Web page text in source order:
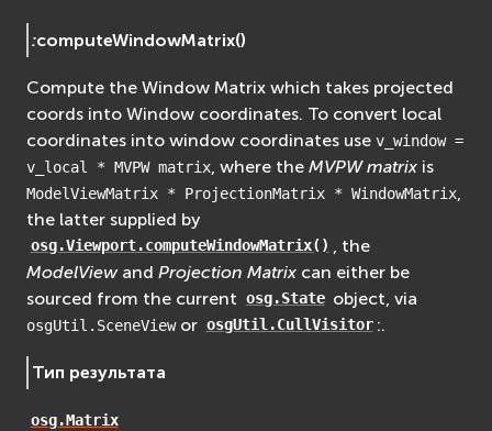
:computeWindowMatrix()
Compute the Window Matrix which takes projected
coords into Window coordinates. To convert local
coordinates into window coordinates use v_window =
v_local
* MVPW matrix, where the MVPW matrix is
ModelViewMatrix * ProjectionMatrix * WindowMatrix,
the latter supplied by
osg.Viewport.computeWindowMatrix() , the
ModelViewand Projection Matrix can either be
sourced from the current osg.State object, via
osgUtil.SceneViewor osgUtil.CullVisitor :.
Тип результата
osg.Matrix